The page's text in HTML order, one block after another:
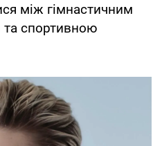
між гімнастичним
та спортивною